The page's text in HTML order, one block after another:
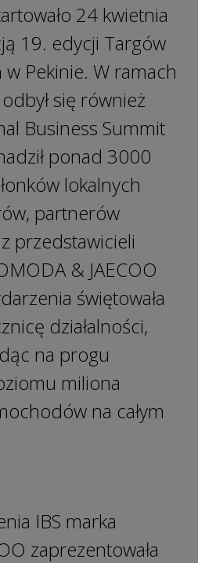
24 kwietnia
19. edycji Targów
Pekinie. W ramach
się również
Business Summit
ponad 3000
lokalnych
partnerów
przedstawicieli
& JAECOO
świętowała
działalności,
na progu
miliona
na całym
IBS marka
zaprezentowała